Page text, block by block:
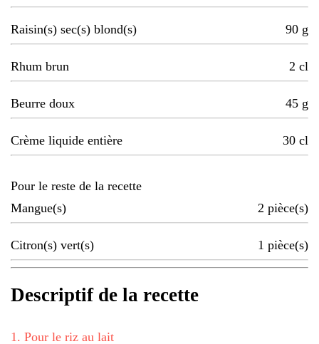
Raisin(s) sec(s) blond(s) 90 g
Rhum brun 2 cl
Beurre doux 45 g
Crème liquide entière 30 cl
Pour le reste de la recette
Mangue(s)
2 pièce(s)
Citron(s) vert(s) 1 pièce(s)
Descriptif de la recette
1 . Pour le riz au lait